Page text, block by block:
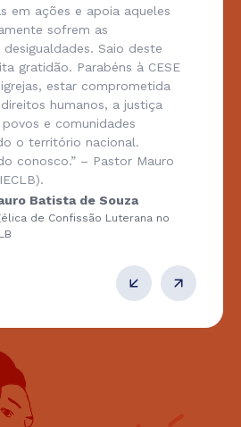
em ações e apoia aqueles
sofrem as
Saio deste
gratidão. Parabéns à CESE
estar comprometida
humanos, a justiça
e comunidades
o território nacional.
conosco.” – Pastor Mauro
Batista de Souza
de Confissão Luterana no